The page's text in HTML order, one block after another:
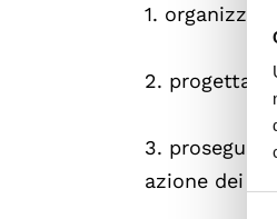
1.
2.
3.
azione dei